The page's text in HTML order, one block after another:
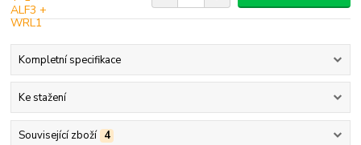
Kompletní specifikace
Ke stažení
Související zboží 4